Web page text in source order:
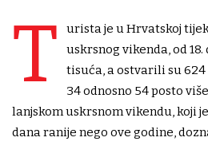
T
urista je u Hrvatskoj
uskrsnog vikenda, od 18.
tisuća, a ostvarili su 624
34 odnosno 54 posto
lanjskom uskrsnom vikendu, koji
dana ranije nego ove godine,